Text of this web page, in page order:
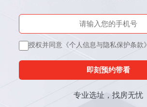
授权并同意《个人信息与隐私保护条款》
即刻预约带看
专业选址，找房无忧